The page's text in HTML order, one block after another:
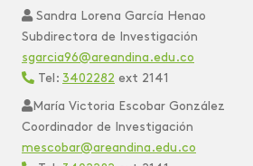
Sandra Lorena García Henao
Subdirectora de Investigación
sgarcia96@areandina.edu.co
Tel: 3402282 ext 2141
María Victoria Escobar González
Coordinador de Investigación
mescobar@areandina.edu.co